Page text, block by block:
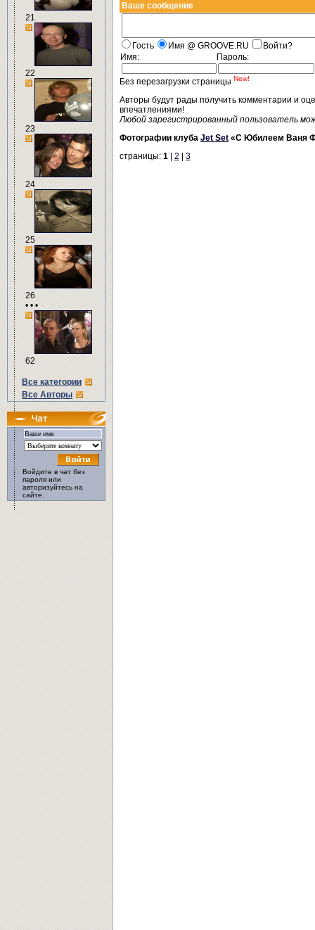
21
22
23
24
25
26
• • •
62
Все категории
Все Авторы
Войдите в чат без
пароля или
авторизуйтесь на
сайте.
Ваше сообщение
Гость Имя @ GROOVE.RU
Войти?
Имя:
Пароль:
Без перезагрузки страницы New!
Авторы будут рады получить комментарии и
впечатлениями!
Любой зарегистрированный пользователь
Фотографии клуба Jet Set «С Юбилеем Ваня
страницы: 1 2 3